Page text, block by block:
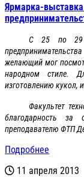
Ярмарка-выставка
С 25 по 29
желающий мог
народном стиле.
изготовлению кукол,
Факультет
благодарность за
преподавателю ФТП
Подробнее
11 апреля 2013